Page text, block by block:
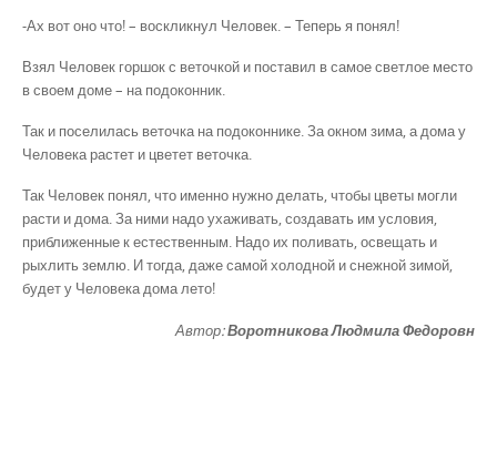
-Ах вот оно что! – воскликнул Человек. – Теперь я понял!
Взял Человек горшок с веточкой и поставил в самое светлое место
в своем доме – на подоконник.
Так и поселилась веточка на подоконнике. За окном зима, а дома у
Человека растет и цветет веточка.
Так Человек понял, что именно нужно делать, чтобы цветы могли
расти и дома. За ними надо ухаживать, создавать им условия,
приближенные к естественным. Надо их поливать, освещать и
рыхлить землю. И тогда, даже самой холодной и снежной зимой,
будет у Человека дома лето!
Автор:Воротникова Людмила Федоровн